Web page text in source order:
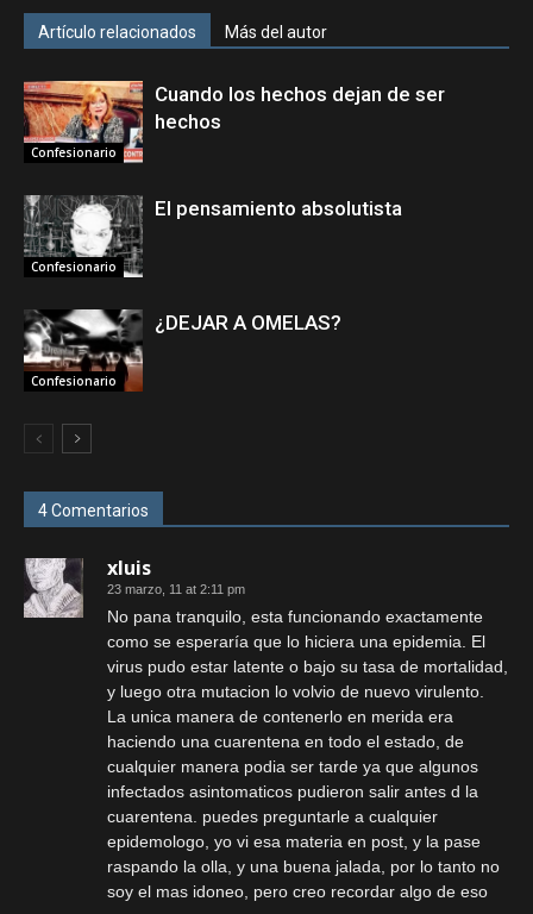
Artículo relacionados Más del autor
Confesionario
Cuando los hechos dejan de ser
hechos
Confesionario
El pensamiento absolutista
Confesionario
¿DEJAR A OMELAS?
4 Comentarios
xluis
23 marzo, 11 at 2:11 pm
No pana tranquilo, esta funcionando exactamente
como se esperaría que lo hiciera una epidemia. El
virus pudo estar latente o bajo su tasa de mortalidad,
y luego otra mutacion lo volvio de nuevo virulento.
La unica manera de contenerlo en merida era
haciendo una cuarentena en todo el estado, de
cualquier manera podia ser tarde ya que algunos
infectados asintomaticos pudieron salir antes d la
cuarentena. puedes preguntarle a cualquier
epidemologo, yo vi esa materia en post, y la pase
raspando la olla, y una buena jalada, por lo tanto no
soy el mas idoneo, pero creo recordar algo de eso